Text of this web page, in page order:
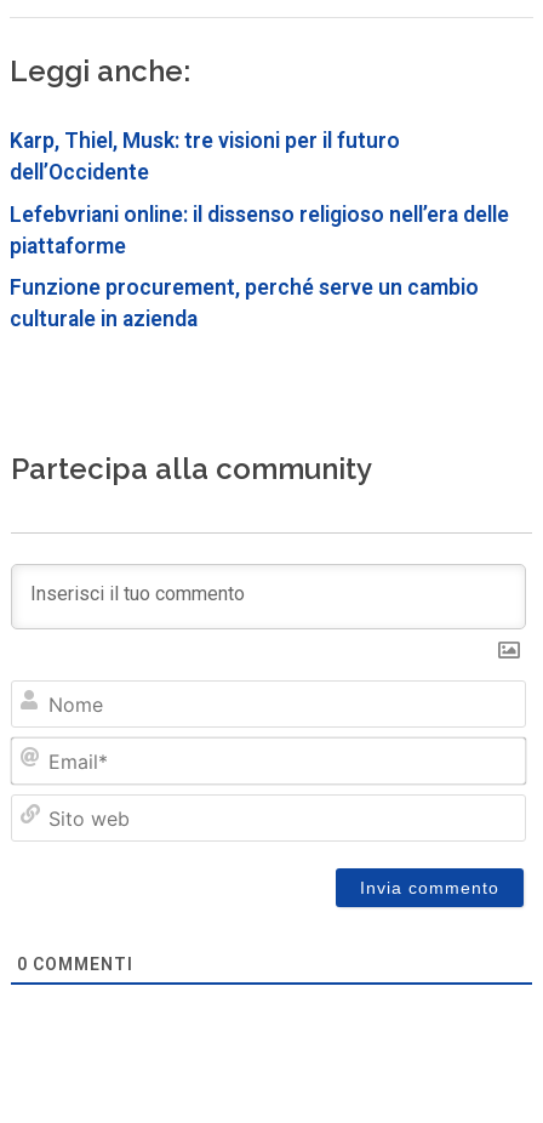
Leggi anche:
Karp, Thiel, Musk: tre visioni per il futuro
dell’Occidente
Lefebvriani online: il dissenso religioso nell’era delle
piattaforme
Funzione procurement, perché serve un cambio
culturale in azienda
Partecipa alla community
0 COMMENTI